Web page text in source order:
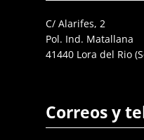
C/ Alarifes, 2
Pol. Ind. Matallana
41440 Lora del Rio
Correos y